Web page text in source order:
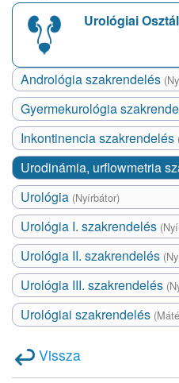
Urológiai
Andrológia szakrendelés
Gyermekurológia
Inkontinencia szakrendelés
Urodinámia, urflowmetria
Urológia (Nyírbátor)
Urológia I. szakrendelés
Urológia II. szakrendelés
Urológia III. szakrendelés
Urológiai szakrendelés
Vissza